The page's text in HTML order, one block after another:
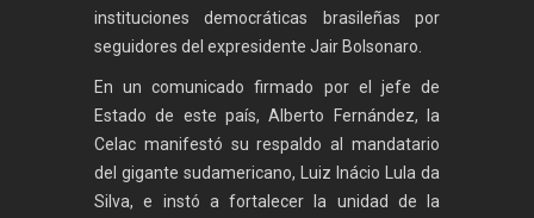
instituciones democráticas brasileñas por
seguidores del expresidente Jair Bolsonaro.
En un comunicado firmado por el jefe de
Estado de este país, Alberto Fernández, la
Celac manifestó su respaldo al mandatario
del gigante sudamericano, Luiz Inácio Lula da
Silva, e instó a fortalecer la unidad de la